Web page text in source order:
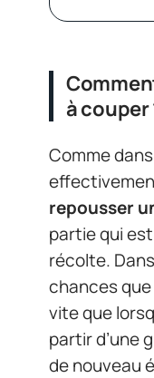
à couper
Comme
repousser
partie qui
récolte.
chances
vite que
partir d’une
de nouveau